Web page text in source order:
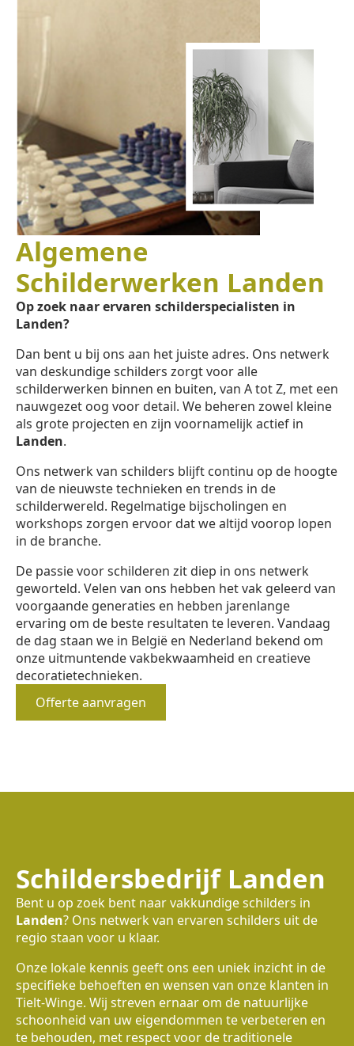
Algemene
Schilderwerken Landen
Op zoek naar ervaren schilderspecialisten in
Landen?
Dan bent u bij ons aan het juiste adres. Ons netwerk
van deskundige schilders zorgt voor alle
schilderwerken binnen en buiten, van A tot Z, met een
nauwgezet oog voor detail. We beheren zowel kleine
als grote projecten en zijn voornamelijk actief in
Landen.
Ons netwerk van schilders blijft continu op de hoogte
van de nieuwste technieken en trends in de
schilderwereld. Regelmatige bijscholingen en
workshops zorgen ervoor dat we altijd voorop lopen
in de branche.
De passie voor schilderen zit diep in ons netwerk
geworteld. Velen van ons hebben het vak geleerd van
voorgaande generaties en hebben jarenlange
ervaring om de beste resultaten te leveren. Vandaag
de dag staan we in België en Nederland bekend om
onze uitmuntende vakbekwaamheid en creatieve
decoratietechnieken.
Offerte aanvragen
Schildersbedrijf Landen
Bent u op zoek bent naar vakkundige schilders in
Landen? Ons netwerk van ervaren schilders uit de
regio staan voor u klaar.
Onze lokale kennis geeft ons een uniek inzicht in de
specifieke behoeften en wensen van onze klanten in
Tielt-Winge. Wij streven ernaar om de natuurlijke
schoonheid van uw eigendommen te verbeteren en
te behouden, met respect voor de traditionele